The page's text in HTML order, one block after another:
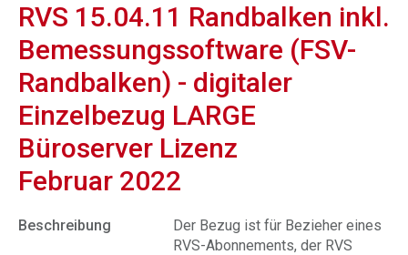
RVS 15.04.11 Randbalken inkl.
Bemessungssoftware (FSV-
Randbalken) - digitaler
Einzelbezug LARGE
Büroserver Lizenz
Februar 2022
Beschreibung
Der Bezug ist für Bezieher eines
RVS-Abonnements, der RVS